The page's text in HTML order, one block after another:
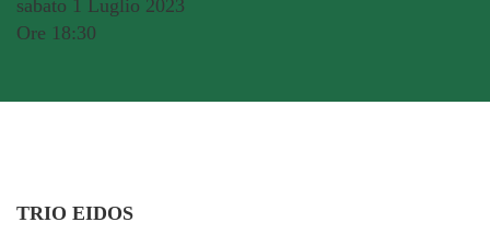
sabato 1 Luglio 2023
Ore 18:30
TRIO EIDOS